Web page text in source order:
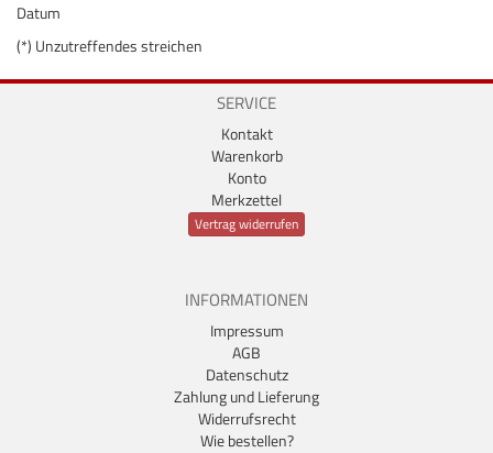
Datum
(*) Unzutreffendes streichen
SERVICE
Kontakt
Warenkorb
Konto
Merkzettel
Vertrag widerrufen
INFORMATIONEN
Impressum
AGB
Datenschutz
Zahlung und Lieferung
Widerrufsrecht
Wie bestellen?